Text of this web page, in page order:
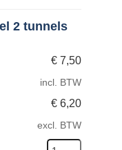
2 tunnels
€ 7,50
incl. BTW
€ 6,20
excl. BTW